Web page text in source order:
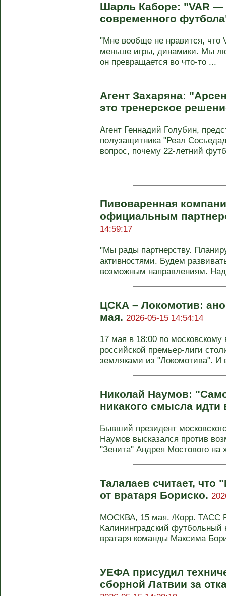
Шарль Каборе: "VAR —
современного
"Мне вообще не нравится, что
меньше игры, динамики. Мы
он превращается во что-то ...
Агент Захаряна:
это тренерское
Агент Геннадий Голубин,
полузащитника "Реал
вопрос, почему 22-летний
Пивоваренная
официальным
14:59:17
"Мы рады партнерству.
активностями. Будем
возможным направлениям.
ЦСКА – Локомотив:
мая. 2026-05-15 14:54:14
17 мая в 18:00 по московскому
российской премьер-лиги
земляками из "Локомотива". И
Николай Наумов:
никакого смысла
Бывший президент
Наумов высказался против
"Зенита" Андрея Мостового на
Талалаев считает, что
от вратаря Бориско.
МОСКВА, 15 мая. /Корр. ТАСС
Калининградский футбольный
вратаря команды Максима
УЕФА присудил
сборной Латвии за